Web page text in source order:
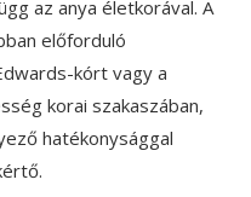
az anya életkorával. A
előforduló
kórt vagy a
korai szakaszában,
hatékonysággal